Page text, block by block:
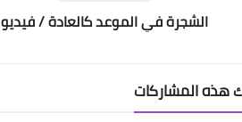
الشجرة في الموعد كالعادة / فيديو
هذه المشاركات